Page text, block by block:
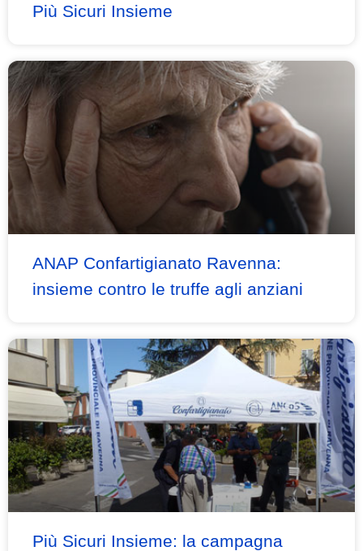
Più Sicuri Insieme
ANAP Confartigianato Ravenna:
insieme contro le truffe agli anziani
Più Sicuri Insieme: la campagna